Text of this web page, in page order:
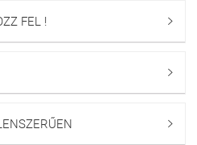
FEL ! 

